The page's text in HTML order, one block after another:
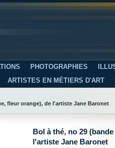
PHOTOGRAPHIES
ARTISTES EN MÉTIERS D'ART
fleur orange), de l'artiste Jane Baronet
Bol à thé, no 29
l'artiste Jane Baronet